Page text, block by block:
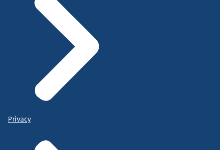
Privacy